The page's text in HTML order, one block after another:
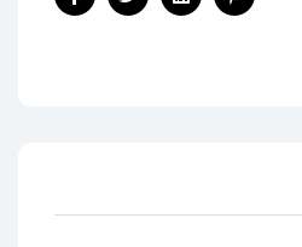
FacebookTwitterLinkedinPinterest